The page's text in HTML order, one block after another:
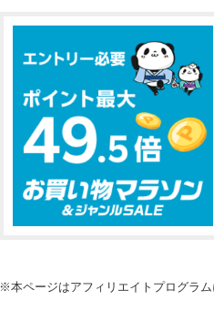
※本ページはアフィリエイトプログラ